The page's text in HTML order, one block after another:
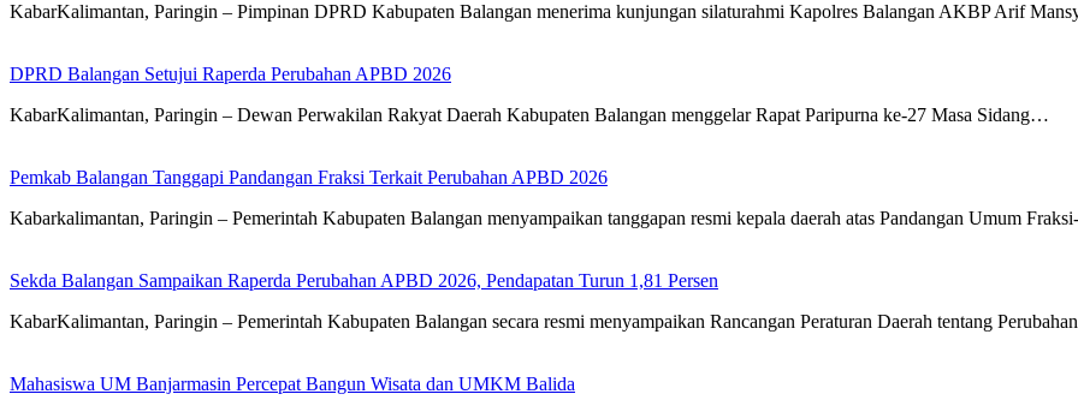
KabarKalimantan, Paringin – Pimpinan DPRD Kabupaten Balangan menerima kunjungan silaturahmi Kapolres Balangan AKBP Arif
DPRD Balangan Setujui Raperda Perubahan APBD 2026
KabarKalimantan, Paringin – Dewan Perwakilan Rakyat Daerah Kabupaten Balangan menggelar Rapat Paripurna ke-27 Masa Sidang…
Pemkab Balangan Tanggapi Pandangan Fraksi Terkait Perubahan APBD 2026
Kabarkalimantan, Paringin – Pemerintah Kabupaten Balangan menyampaikan tanggapan resmi kepala daerah atas Pandangan Umum
Sekda Balangan Sampaikan Raperda Perubahan APBD 2026, Pendapatan Turun 1,81 Persen
KabarKalimantan, Paringin – Pemerintah Kabupaten Balangan secara resmi menyampaikan Rancangan Peraturan Daerah tentang
Mahasiswa UM Banjarmasin Percepat Bangun Wisata dan UMKM Balida